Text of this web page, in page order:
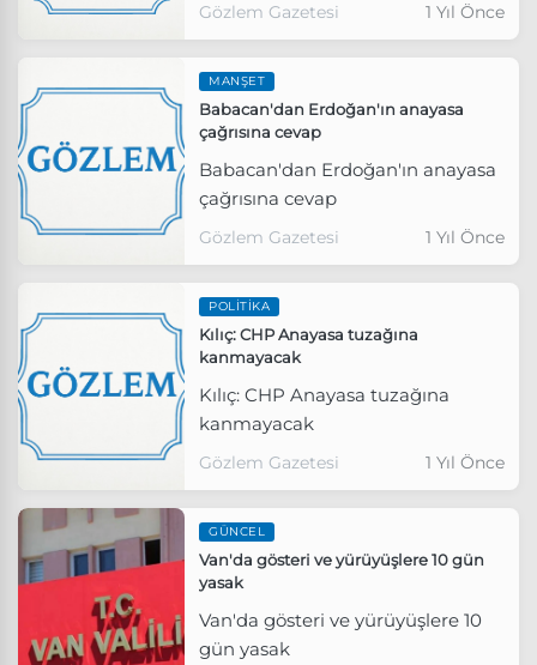
Gözlem Gazetesi 1 Yıl Önce
MANŞET
Babacan'dan Erdoğan'ın anayasa
çağrısına cevap
Babacan'dan Erdoğan'ın anayasa
çağrısına cevap
Gözlem Gazetesi 1 Yıl Önce
POLITIKA
Kılıç: CHP Anayasa tuzağına
kanmayacak
Kılıç: CHP Anayasa tuzağına
kanmayacak
Gözlem Gazetesi 1 Yıl Önce
GÜNCEL
Van'da gösteri ve yürüyüşlere 10 gün
yasak
Van'da gösteri ve yürüyüşlere 10
gün yasak